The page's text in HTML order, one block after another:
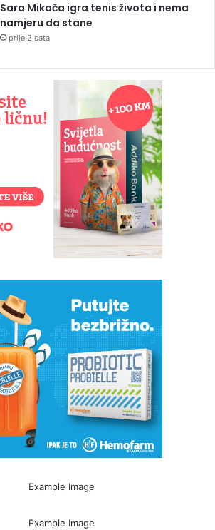
Sara Mikača igra tenis života i nema
namjeru da stane
prije 2 sata